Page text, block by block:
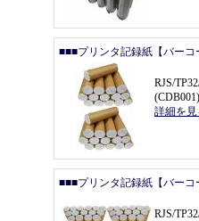
■■■プリンタ記録紙【バー
RJS/
(CDB001)
詳細を
■■■プリンタ記録紙【バー
RJS/